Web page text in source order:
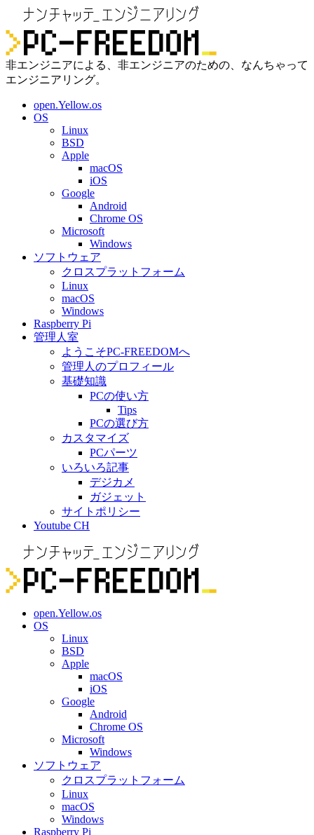
非エンジニアによる、非エンジニアのための、なんちゃって
エンジニアリング。
open.Yellow.os
OS
Linux
BSD
Apple
macOS
iOS
Google
Android
Chrome OS
Microsoft
Windows
ソフトウェア
クロスプラットフォーム
Linux
macOS
Windows
Raspberry Pi
管理人室
ようこそPC-FREEDOMへ
管理人のプロフィール
基礎知識
PCの使い方
Tips
PCの選び方
カスタマイズ
PCパーツ
いろいろ記事
デジカメ
ガジェット
サイトポリシー
Youtube CH
open.Yellow.os
OS
Linux
BSD
Apple
macOS
iOS
Google
Android
Chrome OS
Microsoft
Windows
ソフトウェア
クロスプラットフォーム
Linux
macOS
Windows
Raspberry Pi